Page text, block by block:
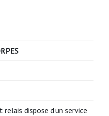
relais dispose d’un service